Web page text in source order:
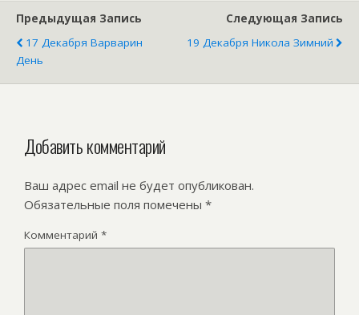
Предыдущая Запись
17 Декабря Варварин
День
Следующая Запись
19 Декабря Никола Зимний
Добавить комментарий
Ваш адрес email не будет опубликован.
Обязательные поля помечены *
Комментарий *